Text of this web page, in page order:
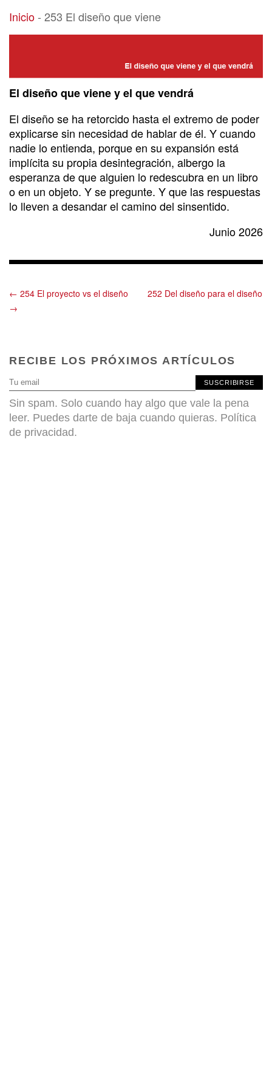
253 El diseño que viene
Inicio- 253 El diseño que viene
El diseño que viene y el que vendrá
El diseño se ha retorcido hasta el extremo de poder
explicarse sin necesidad de hablar de él. Y cuando
nadie lo entienda, porque en su expansión está
implícita su propia desintegración, albergo la
esperanza de que alguien lo redescubra en un libro
o en un objeto. Y se pregunte. Y que las respuestas
lo lleven a desandar el camino del sinsentido.
Junio 2026
← 254 El proyecto vs el diseño
252 Del diseño para el diseño
→
RECIBE LOS PRÓXIMOS ARTÍCULOS
SUSCRIBIRSE
Sin spam. Solo cuando hay algo que vale la pena
leer. Puedes darte de baja cuando quieras. Política
de privacidad.